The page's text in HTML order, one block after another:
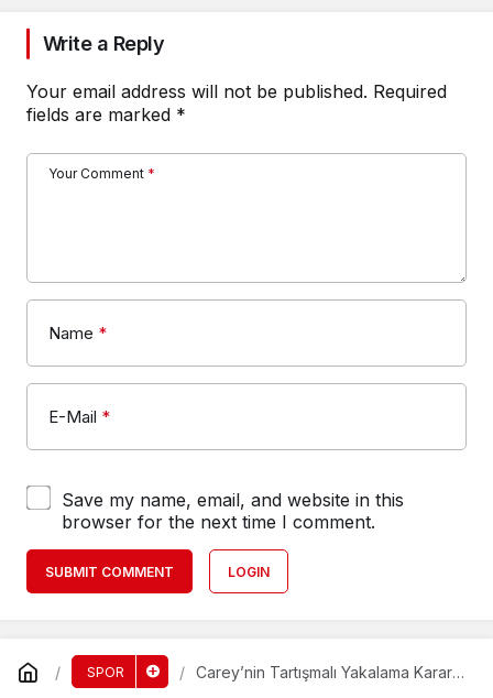
Write a Reply
Your email address will not be published. Required
fields are marked *
Your Comment *
Name *
E-Mail *
Save my name, email, and website in this
browser for the next time I comment.
SUBMIT COMMENT LOGIN
SPOR
Carey’nin Tartışmalı Yakalama Kararı